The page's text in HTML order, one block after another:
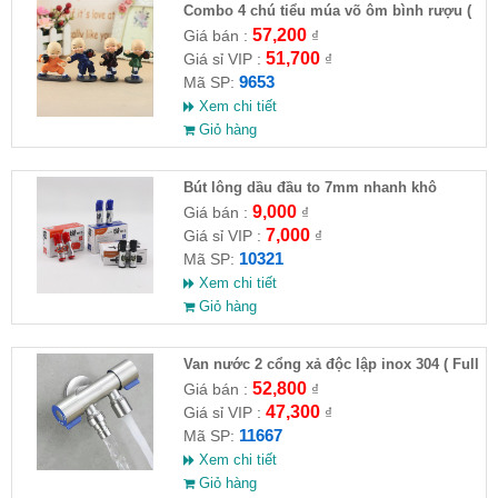
Combo 4 chú tiểu múa võ ôm bình rượu (
HĐ )
Giá bán : 57,200₫
Giá sỉ VIP : 51,700₫
Mã SP: 9653
Xem chi tiết
Giỏ hàng
Bút lông dầu đầu to 7mm nhanh khô
Giá bán : 9,000₫
Giá sỉ VIP : 7,000₫
Mã SP: 10321
Xem chi tiết
Giỏ hàng
Van nước 2 cổng xả độc lập inox 304 ( Full
VAT )
Giá bán : 52,800₫
Giá sỉ VIP : 47,300₫
Mã SP: 11667
Xem chi tiết
Giỏ hàng